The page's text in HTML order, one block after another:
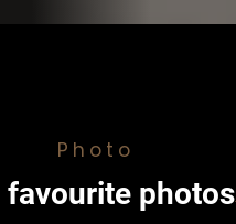
Photo
favourite photos